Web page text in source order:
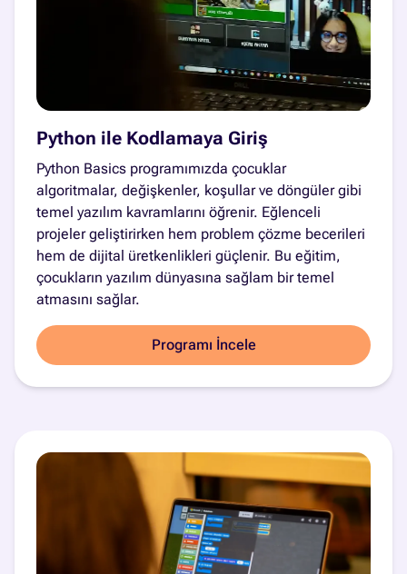
Python ile Kodlamaya Giriş
Python Basics programımızda çocuklar
algoritmalar, değişkenler, koşullar ve döngüler gibi
temel yazılım kavramlarını öğrenir. Eğlenceli
projeler geliştirirken hem problem çözme becerileri
hem de dijital üretkenlikleri güçlenir. Bu eğitim,
çocukların yazılım dünyasına sağlam bir temel
atmasını sağlar.
Programı İncele